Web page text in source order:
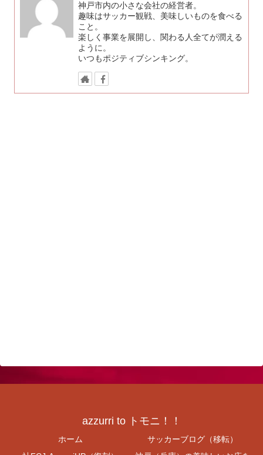
神戸市内の小さな会社の経営者。
趣味はサッカー観戦、美味しいものを食べる
こと。
楽しく事業を展開し、関わる人全てが潤える
ように。
いつもポジティブシンキング。
azzurri to トモニ！！
ホーム
サッカーブログ（移転）